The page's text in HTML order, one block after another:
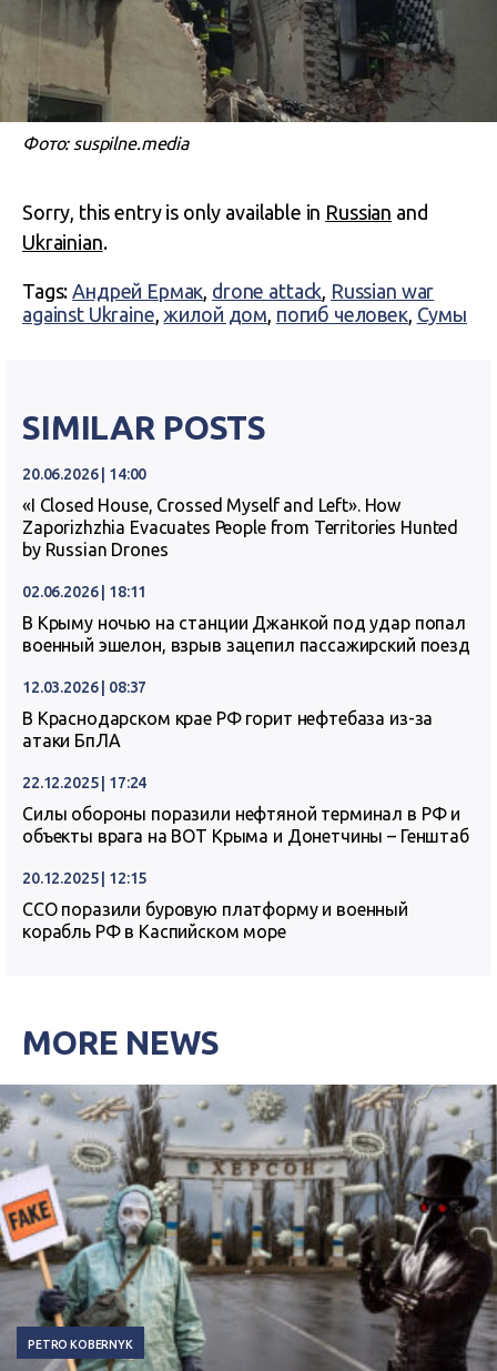
Фото: suspilne.media
Sorry, this entry is only available in Russian and
Ukrainian.
Tags:Андрей Ермак, drone attack, Russian war
against Ukraine, жилой дом, погиб человек, Сумы
SIMILAR POSTS
20.06.2026 | 14:00
«I Closed House, Crossed Myself and Left». How
Zaporizhzhia Evacuates People from Territories Hunted
by Russian Drones
02.06.2026 | 18:11
В Крыму ночью на станции Джанкой под удар попал
военный эшелон, взрыв зацепил пассажирский поезд
12.03.2026 | 08:37
В Краснодарском крае РФ горит нефтебаза из-за
атаки БпЛА
22.12.2025 | 17:24
Силы обороны поразили нефтяной терминал в РФ и
объекты врага на ВОТ Крыма и Донетчины – Генштаб
20.12.2025 | 12:15
ССО поразили буровую платформу и военный
корабль РФ в Каспийском море
MORE NEWS
PETRO KOBERNYK